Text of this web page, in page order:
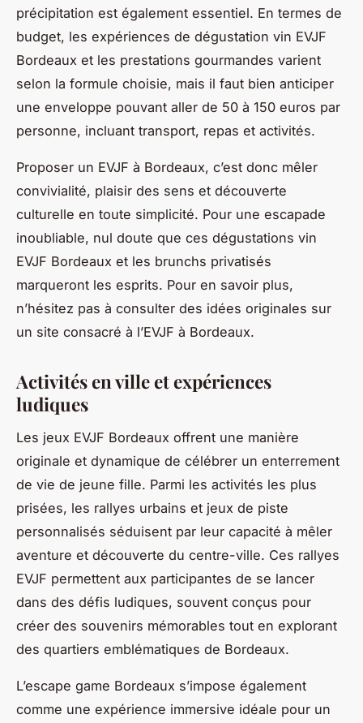
précipitation est également essentiel. En termes de
budget, les expériences de dégustation vin EVJF
Bordeaux et les prestations gourmandes varient
selon la formule choisie, mais il faut bien anticiper
une enveloppe pouvant aller de 50 à 150 euros par
personne, incluant transport, repas et activités.
Proposer un EVJF à Bordeaux, c’est donc mêler
convivialité, plaisir des sens et découverte
culturelle en toute simplicité. Pour une escapade
inoubliable, nul doute que ces dégustations vin
EVJF Bordeaux et les brunchs privatisés
marqueront les esprits. Pour en savoir plus,
n’hésitez pas à consulter des idées originales sur
un site consacré à l’EVJF à Bordeaux.
Activités en ville et expériences
ludiques
Les jeux EVJF Bordeaux offrent une manière
originale et dynamique de célébrer un enterrement
de vie de jeune fille. Parmi les activités les plus
prisées, les rallyes urbains et jeux de piste
personnalisés séduisent par leur capacité à mêler
aventure et découverte du centre-ville. Ces rallyes
EVJF permettent aux participantes de se lancer
dans des défis ludiques, souvent conçus pour
créer des souvenirs mémorables tout en explorant
des quartiers emblématiques de Bordeaux.
L’escape game Bordeaux s’impose également
comme une expérience immersive idéale pour un